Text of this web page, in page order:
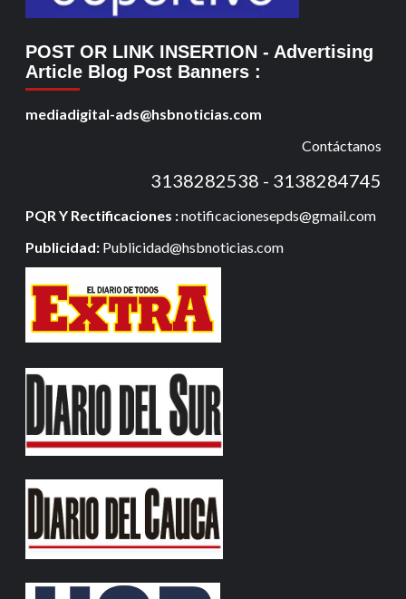
POST OR LINK INSERTION - Advertising
Article Blog Post Banners :
mediadigital-ads@hsbnoticias.com
Contáctanos
3138282538 - 3138284745
PQR Y Rectificaciones :notificacionesepds@gmail.com
Publicidad: Publicidad@hsbnoticias.com